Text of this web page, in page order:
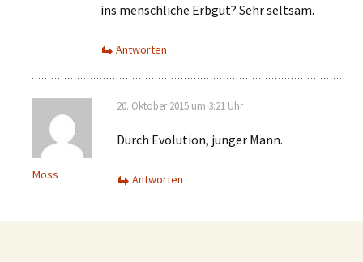
ins menschliche Erbgut? Sehr seltsam.
Antworten
Moss
20. Oktober 2015 um 3:21 Uhr
Durch Evolution, junger Mann.
Antworten